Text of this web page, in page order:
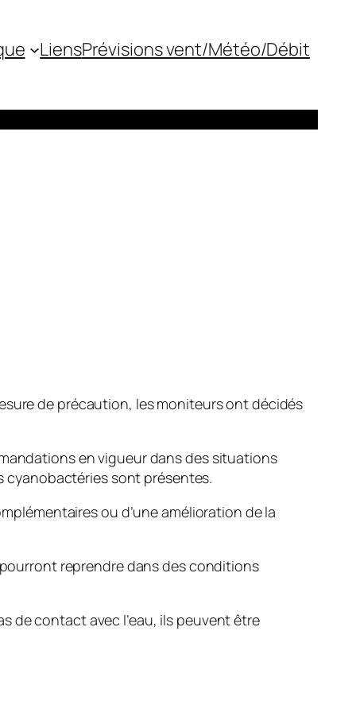
LiensPrévisions vent/Météo/Débit
de précaution, les moniteurs ont décidés
en vigueur dans des situations
cyanobactéries sont présentes.
ou d’une amélioration de la
reprendre dans des conditions
de contact avec l’eau, ils peuvent être